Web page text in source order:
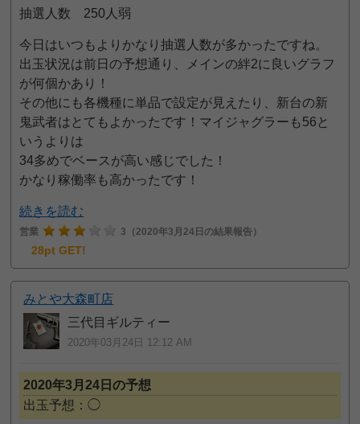
抽選人数 250人弱
今日はいつもよりかなり抽選人数が多かったですね。
出玉状況は前日の予想通り、メインの絆2に良いグラフ
が何個かあり！
その他にも各機種に単品で設定が見えたり、新台の新
鬼武者はとてもよかったです！マイジャグラーも56と
いうよりは
34多めでベースが高い感じでした！
かなり稼働率も高かったです！
続きを読む
営業 3 （2020年3月24日の結果報告）
28pt GET!
みとや大森町店
三代目ギルティー
2020年03月24日 12:12 AM
2020年3月24日の予想
出玉予想：◯